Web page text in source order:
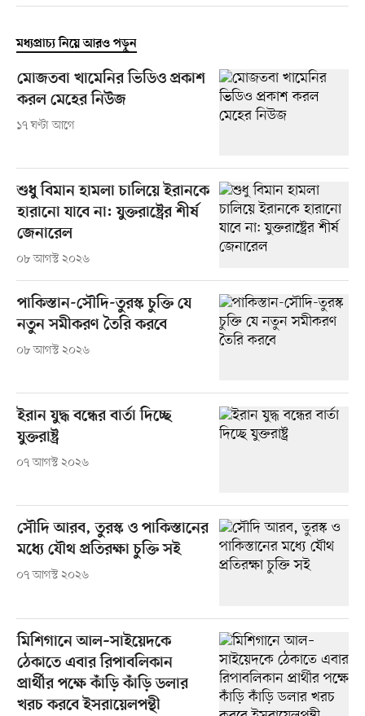
মধ্যপ্রাচ্য নিয়ে আরও পড়ুন
মোজতবা খামেনির ভিডিও প্রকাশ
করল মেহের নিউজ
১৭ ঘণ্টা আগে
শুধু বিমান হামলা চালিয়ে ইরানকে
হারানো যাবে না: যুক্তরাষ্ট্রের শীর্ষ
জেনারেল
০৮ আগস্ট ২০২৬
পাকিস্তান-সৌদি-তুরস্ক চুক্তি যে
নতুন সমীকরণ তৈরি করবে
০৮ আগস্ট ২০২৬
ইরান যুদ্ধ বন্ধের বার্তা দিচ্ছে
যুক্তরাষ্ট্র
০৭ আগস্ট ২০২৬
সৌদি আরব, তুরস্ক ও পাকিস্তানের
মধ্যে যৌথ প্রতিরক্ষা চুক্তি সই
০৭ আগস্ট ২০২৬
মিশিগানে আল–সাইয়েদকে
ঠেকাতে এবার রিপাবলিকান
প্রার্থীর পক্ষে কাঁড়ি কাঁড়ি ডলার
খরচ করবে ইসরায়েলপন্থী